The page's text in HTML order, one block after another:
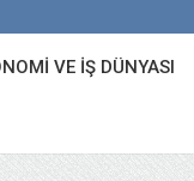
VE İŞ DÜNYASI